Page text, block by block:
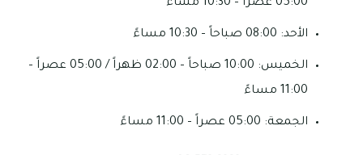
05:00 عصراً – 10:30 مساءً
الأحد: 08:00 صباحاً – 10:30 مساءً
الخميس: 10:00 صباحاً – 02:00 ظهراً / 05:00 عصراً –
11:00 مساءً
الجمعة: 05:00 عصراً – 11:00 مساءً